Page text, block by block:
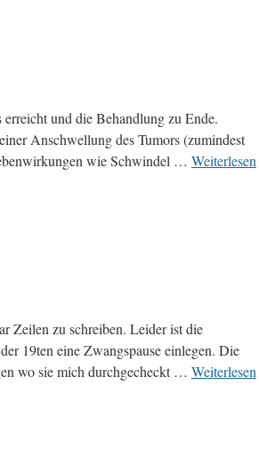
und die Behandlung zu Ende.
Anschwellung des Tumors (zumindest
wie Schwindel … Weiterlesen
Zeilen zu schreiben. Leider ist die
19ten eine Zwangspause einlegen. Die
wo sie mich durchgecheckt … Weiterlesen